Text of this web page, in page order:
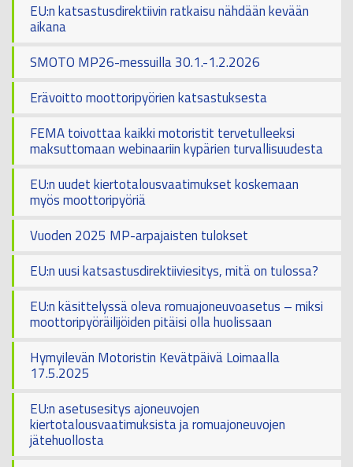
EU:n katsastusdirektiivin ratkaisu nähdään kevään
aikana
SMOTO MP26-messuilla 30.1.-1.2.2026
Erävoitto moottoripyörien katsastuksesta
FEMA toivottaa kaikki motoristit tervetulleeksi
maksuttomaan webinaariin kypärien turvallisuudesta
EU:n uudet kiertotalousvaatimukset koskemaan
myös moottoripyöriä
Vuoden 2025 MP-arpajaisten tulokset
EU:n uusi katsastusdirektiiviesitys, mitä on tulossa?
EU:n käsittelyssä oleva romuajoneuvoasetus – miksi
moottoripyöräilijöiden pitäisi olla huolissaan
Hymyilevän Motoristin Kevätpäivä Loimaalla
17.5.2025
EU:n asetusesitys ajoneuvojen
kiertotalousvaatimuksista ja romuajoneuvojen
jätehuollosta